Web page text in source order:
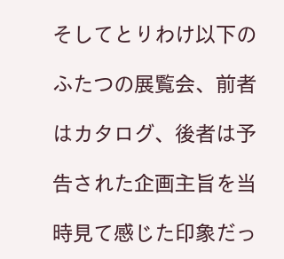
そしてとりわけ以下の
ふたつの展覧会、前者
はカタログ、後者は予
告された企画主旨を当
時見て感じた印象だっ